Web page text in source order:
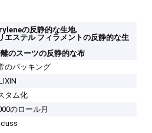
の反静的な生地,
エステル フィラメントの反静的な生
のスーツの反静的な布
のパッキング
タム化
のロール月